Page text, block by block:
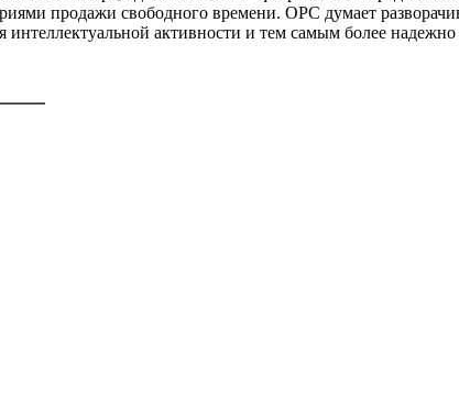
продажи свободного времени. ОРС думает
активности и тем самым более